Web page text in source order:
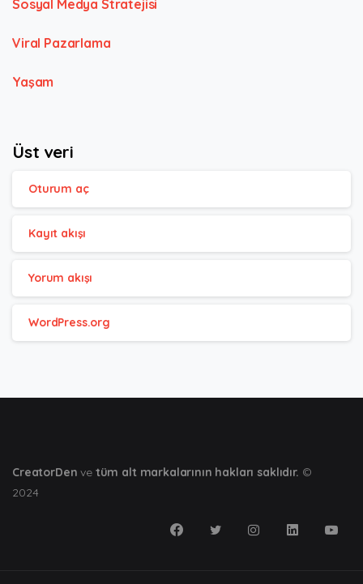
Sosyal Medya Stratejisi
Viral Pazarlama
Yaşam
Üst veri
Oturum aç
Kayıt akışı
Yorum akışı
WordPress.org
CreatorDen ve tüm alt markalarının hakları saklıdır. ©
2024